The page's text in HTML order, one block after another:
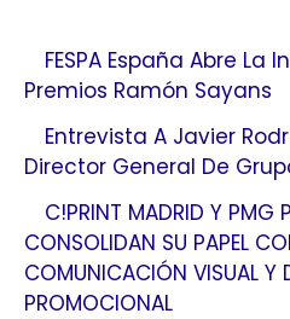
FESPA España Abre La
Premios Ramón Sayans
Entrevista A Javier
Director General De
C!PRINT MADRID Y PMG
CONSOLIDAN SU PAPEL
COMUNICACIÓN VISUAL Y
PROMOCIONAL